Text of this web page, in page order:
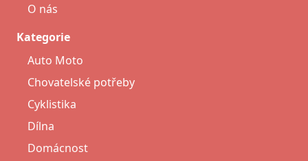
O nás
Kategorie
Auto Moto
Chovatelské potřeby
Cyklistika
Dílna
Domácnost